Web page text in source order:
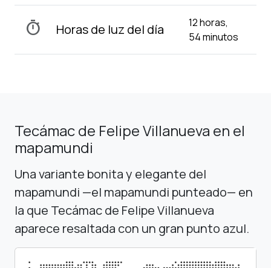
timer Horas de luz del día
12 horas,
54 minutos
Tecámac de Felipe Villanueva en el
mapamundi
Una variante bonita y elegante del
mapamundi —el mapamundi punteado— en
la que Tecámac de Felipe Villanueva
aparece resaltada con un gran punto azul.